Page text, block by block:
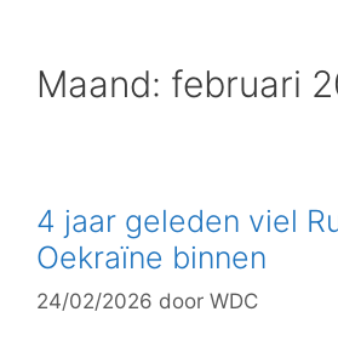
Maand: februari
4 jaar geleden viel
Oekraïne binnen
24/02/2026 door WDC